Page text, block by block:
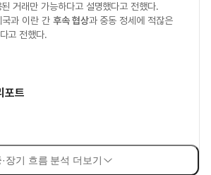
거래만 가능하다고 설명했다고 전했다.
국과 이란 간 후속 협상과 중동 정세에 적잖은
고 전했다.
포트
·장기 흐름 분석 더보기